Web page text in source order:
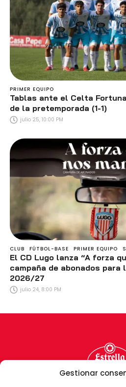
Gestionar
PRIMER EQUIPO
Tablas ante el Celta
de la pretemporada (1-1)
julio 25, 10:00 PM
CLUB FÚTBOL-BASE PRIMER EQUIPO
El CD Lugo lanza “A forza
campaña de abonados para
2026/27
julio 24, 8:00 PM